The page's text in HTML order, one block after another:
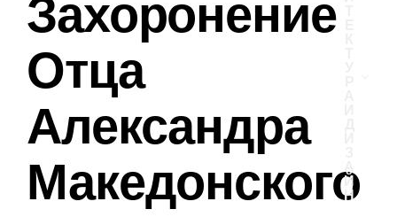
А
Й
Н
Захоронение
Отца
Александра
Македонского